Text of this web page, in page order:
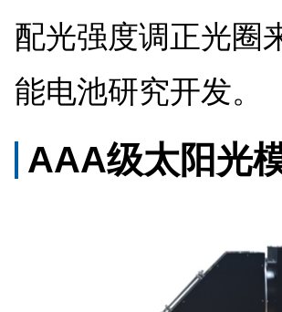
配光强度调正光圈
能电池研究开发。
AAA级太阳光